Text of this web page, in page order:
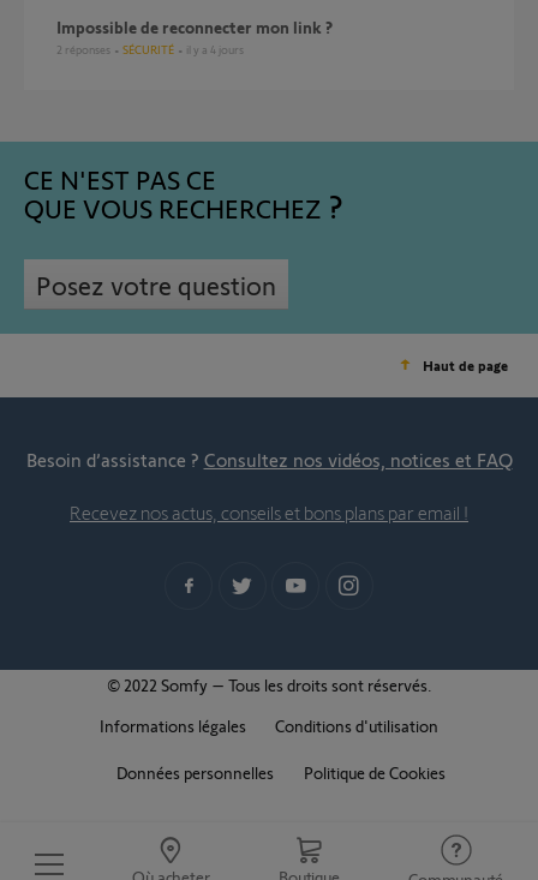
impossible de reconnecter mon link ?
2 réponses SÉCURITÉ il y a 4 jours
CE N'EST PAS CE
QUE VOUS RECHERCHEZ
Posez votre question
Haut de page
Besoin d’assistance ? Consultez nos vidéos, notices et FAQ
Recevez nos actus, conseils et bons plans par email !
© 2022 Somfy – Tous les droits sont réservés.
Informations légales
Conditions d'utilisation
Données personnelles Politique de Cookies